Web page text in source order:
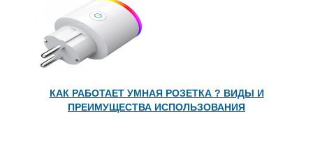
КАК РАБОТАЕТ УМНАЯ РОЗЕТКА ? ВИДЫ И
ПРЕИМУЩЕСТВА ИСПОЛЬЗОВАНИЯ